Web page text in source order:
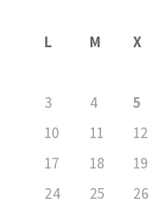
L M X
3
4 5
10
11 12
17
18 19
24
25 26